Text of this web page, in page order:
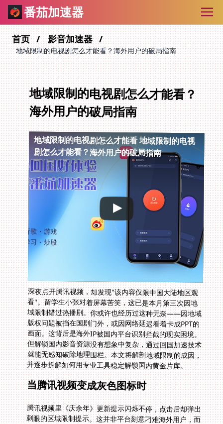
番茄加速器
首页 影音加速器
地域限制的电视剧怎么才能看？海外用户的破局指南
地域限制的电视剧怎么才能看？
海外用户的破局指南
地域限制的电视剧怎么才能看 地域限制的电视
剧怎么才能看？海外用户的破局指南
深夜点开腾讯视频，却发现"该内容仅限中国大陆地区观
看"。留学生小张对着屏幕苦笑，这已是本月第三次因地
域限制错过热播剧。你或许也经历过这种无奈——因地域
版权问题被挡在国剧门外，或因网络延迟看着卡成PPT的
画面。这背后是海外IP被国内平台识别拦截的现实困境。
但解锁国内影音资源没有想象中复杂，通过回国加速技术
就能无感知破除地理围栏。本文将解剖地域限制的成因，
并逐步拆解如何用专业工具稳定解锁国内黄金片库。
当腾讯视频变成灰色图标时
腾讯视频里《庆余年》更新提示闪烁不停，点击后却弹出
刺眼的区域限制提示。这并非平台刻意刁难海外用户，而
是内容版权方要求的地理封锁机制在运作。国内视频平台
通过检测用户IP地址判断所属区域，当服务器识别到境外
IP地址时，便会自动触发访问限制。对于日常依赖国内影
视APP的群体而言，这种数字屏障比物理距离更令人沮
丧。类似遭遇也发生在打开爱奇艺追综艺、或是用优酷重
温经典剧集的时候，红色感叹号成为日常生活的数字裂